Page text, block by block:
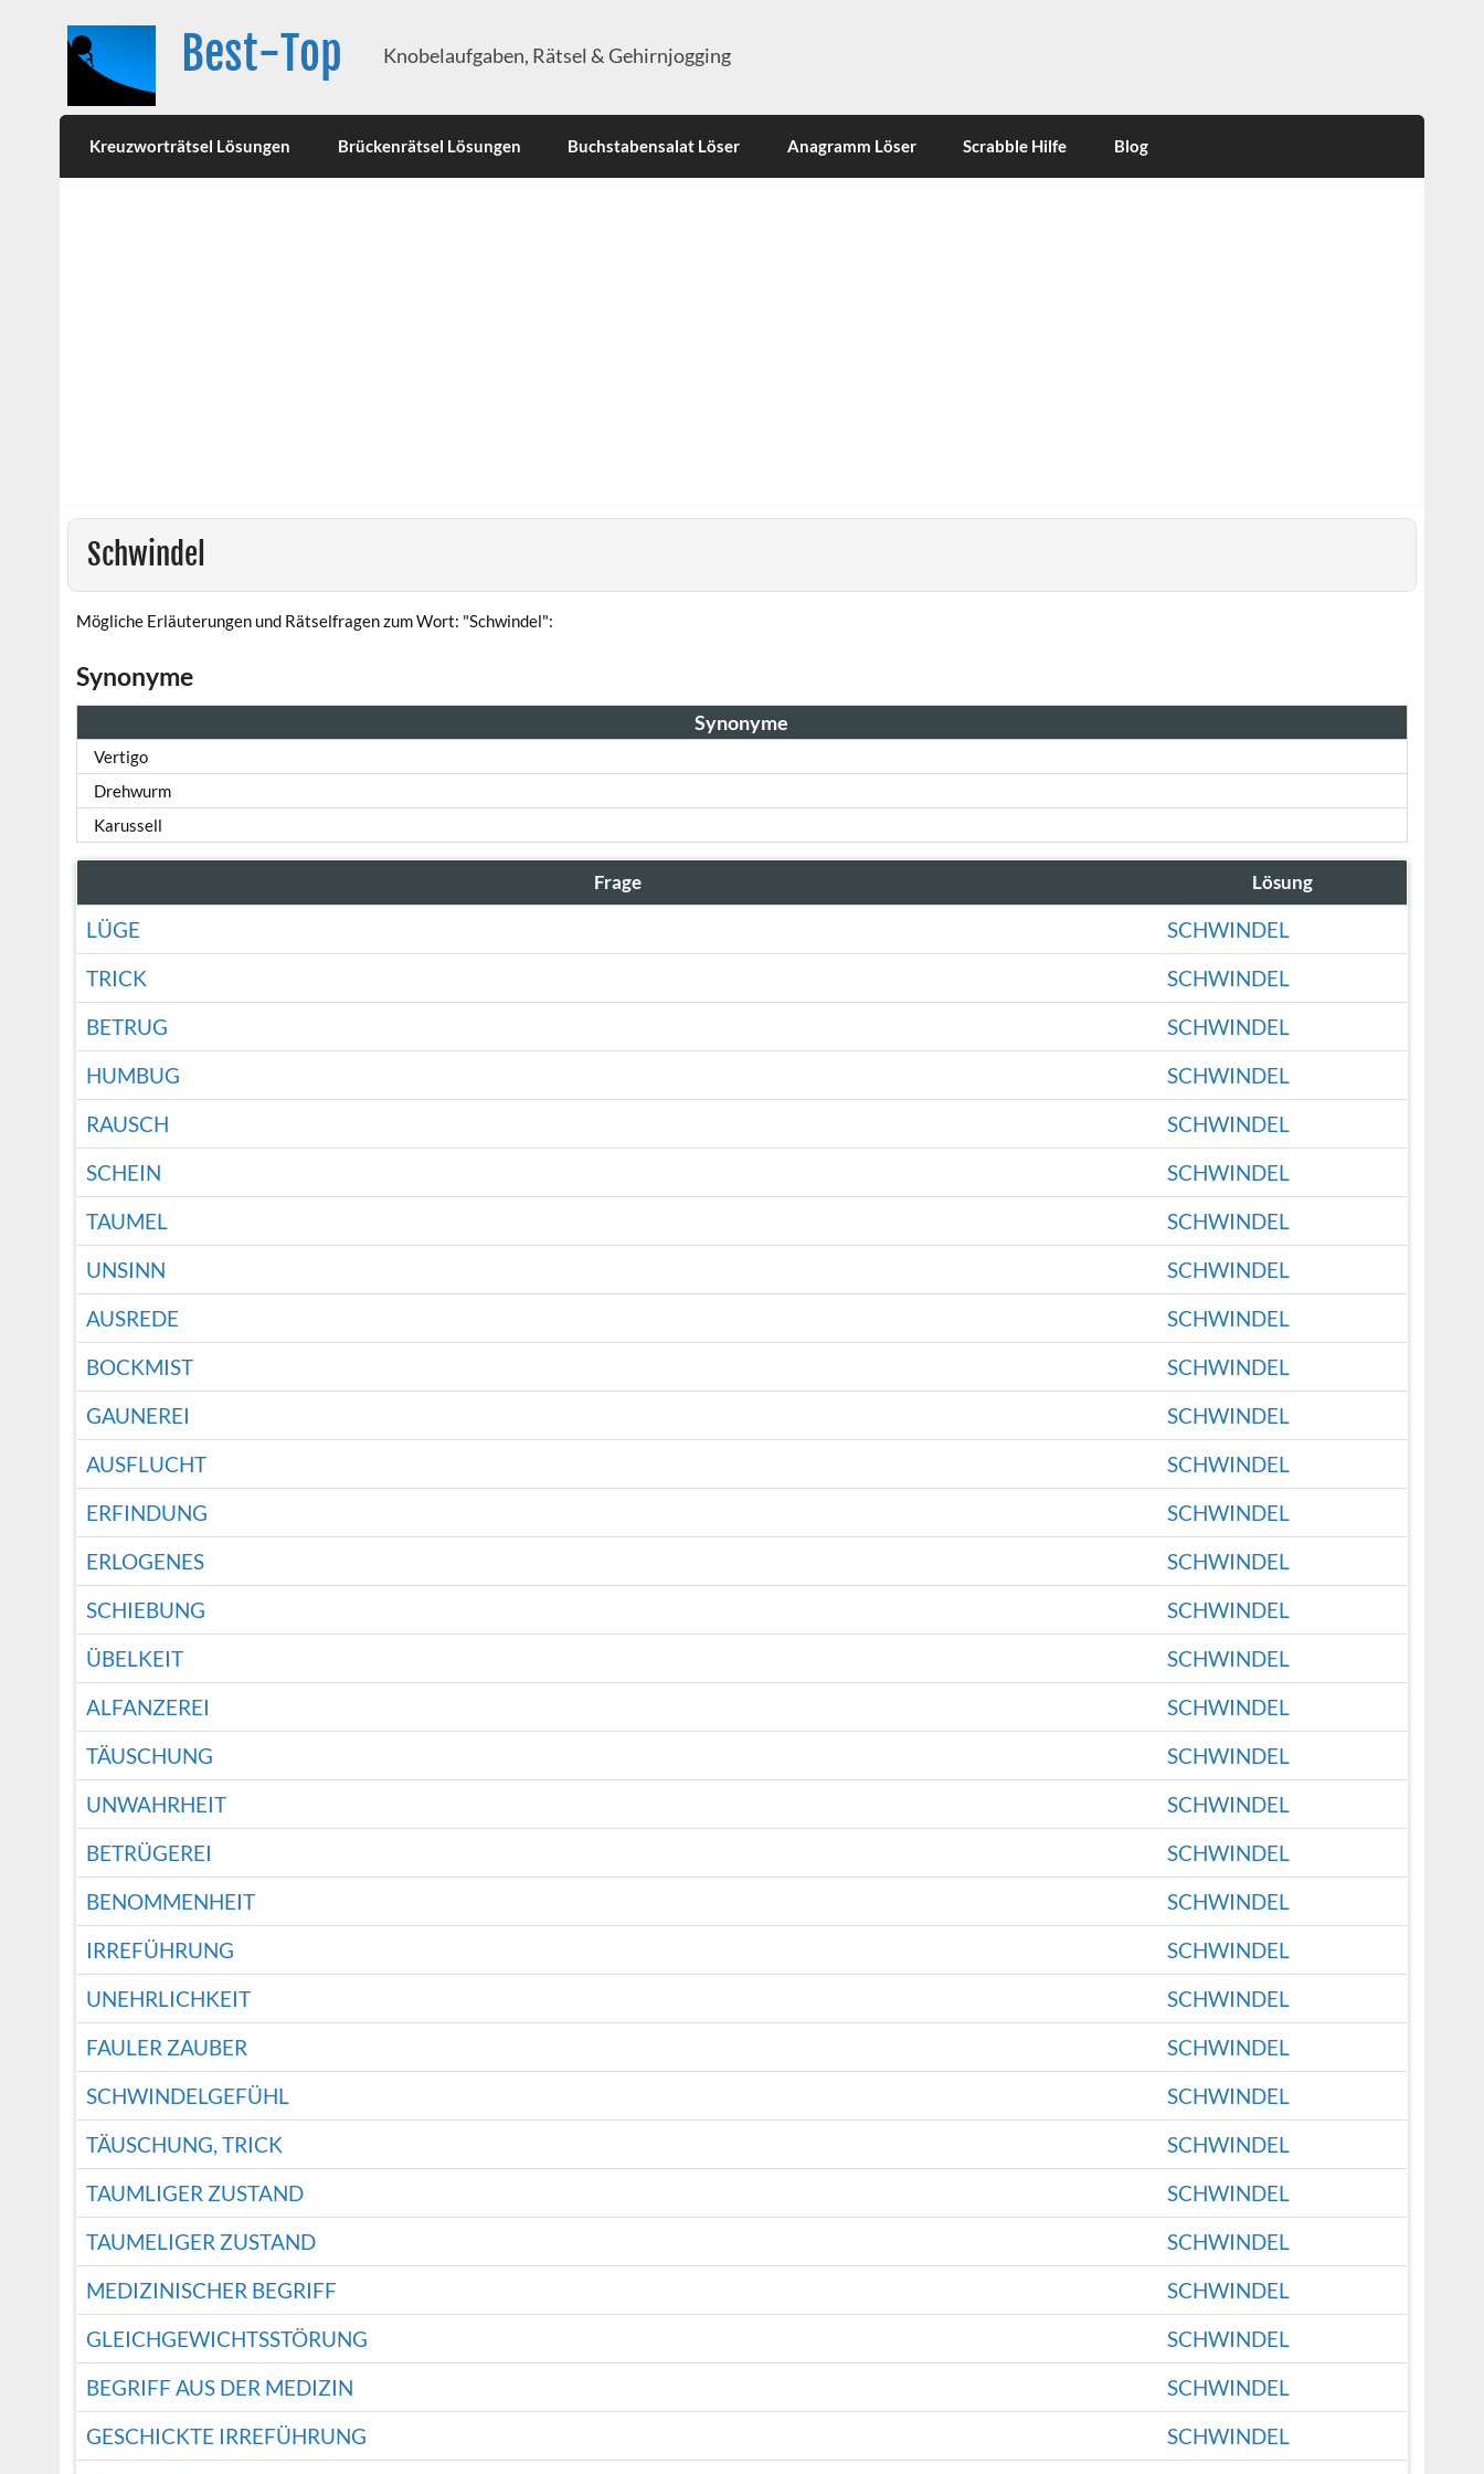
Best-Top Knobelaufgaben, Rätsel & Gehirnjogging
Kreuzworträtsel Lösungen Brückenrätsel Lösungen Buchstabensalat Löser Anagramm Löser Scrabble Hilfe Blog
Schwindel
Mögliche Erläuterungen und Rätselfragen zum Wort: "Schwindel":
Synonyme
Synonyme
Vertigo
Drehwurm
Karussell
Frage Lösung
LÜGE
SCHWINDEL
TRICK
SCHWINDEL
BETRUG
SCHWINDEL
HUMBUG
SCHWINDEL
RAUSCH
SCHWINDEL
SCHEIN
SCHWINDEL
TAUMEL
SCHWINDEL
UNSINN
SCHWINDEL
AUSREDE
SCHWINDEL
BOCKMIST
SCHWINDEL
GAUNEREI
SCHWINDEL
AUSFLUCHT
SCHWINDEL
ERFINDUNG
SCHWINDEL
ERLOGENES
SCHWINDEL
SCHIEBUNG
SCHWINDEL
ÜBELKEIT
SCHWINDEL
ALFANZEREI
SCHWINDEL
TÄUSCHUNG
SCHWINDEL
UNWAHRHEIT
SCHWINDEL
BETRÜGEREI
SCHWINDEL
BENOMMENHEIT
SCHWINDEL
IRREFÜHRUNG
SCHWINDEL
UNEHRLICHKEIT
SCHWINDEL
FAULER ZAUBER
SCHWINDEL
SCHWINDELGEFÜHL
SCHWINDEL
TÄUSCHUNG, TRICK
SCHWINDEL
TAUMLIGER ZUSTAND
SCHWINDEL
TAUMELIGER ZUSTAND
SCHWINDEL
MEDIZINISCHER BEGRIFF
SCHWINDEL
GLEICHGEWICHTSSTÖRUNG
SCHWINDEL
BEGRIFF AUS DER MEDIZIN
SCHWINDEL
GESCHICKTE IRREFÜHRUNG
SCHWINDEL